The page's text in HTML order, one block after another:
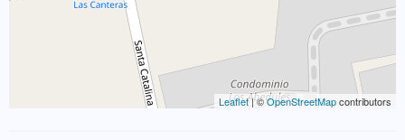
Leaflet| ©OpenStreetMapcontributors